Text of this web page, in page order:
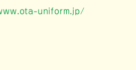
uniform.jp/